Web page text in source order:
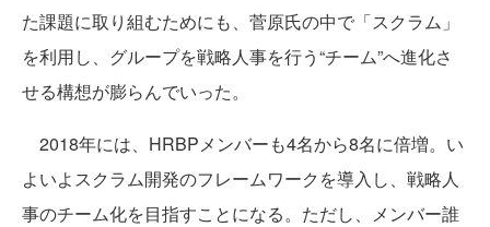
た課題に取り組むためにも、菅原氏の中で「スクラム」
を利用し、グループを戦略人事を行う“チーム”へ進化さ
せる構想が膨らんでいった。
2018年には、HRBPメンバーも4名から8名に倍増。い
よいよスクラム開発のフレームワークを導入し、戦略人
事のチーム化を目指すことになる。ただし、メンバー誰